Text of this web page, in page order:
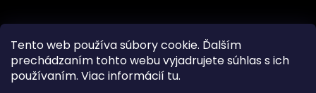
Tento web používa súbory cookie. Ďalším
prechádzaním tohto webu vyjadrujete súhlas s ich
používaním. Viac informácií tu.
p
Odoberať newsletter
Vložte svoj e-mail a my Vám budeme zasielať informácie